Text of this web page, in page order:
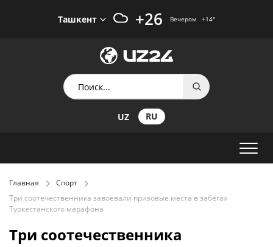
Ташкент +26 Вечером +14°
UZ RU
Главная
Спорт
Три соотечественника завоевали призовые места в забегах
Туркестанского марафона
Три соотечественника